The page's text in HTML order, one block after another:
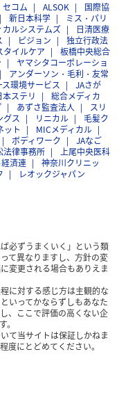
セコム ALSOK
国際協
新日本科学
ミス・パリ
カルシステムズ
日清医療
ピジョン
独立行政法
タイルケア
板橋中央総合
ヤマシタコーポレーショ
アンダーソン・毛利・友常
ス環境サービス
JAさが
本ステリ
総合メディカ
あずさ監査法人
スリ
グス リニカル
毛髪ク
ット
MICメディカル
ボディワーク
JAなご
法律事務所
上尾中央医科
済連
神奈川クリニッ
レオックジャパン
必ずうまくいく」という類
て異なりますし、方針の変
変更される場合もありえま
に対する感じ方は主観的な
いってかならずしもあなた
、ここで評価の高くない企
て当サイトは保証しかねま
度にとどめてください。